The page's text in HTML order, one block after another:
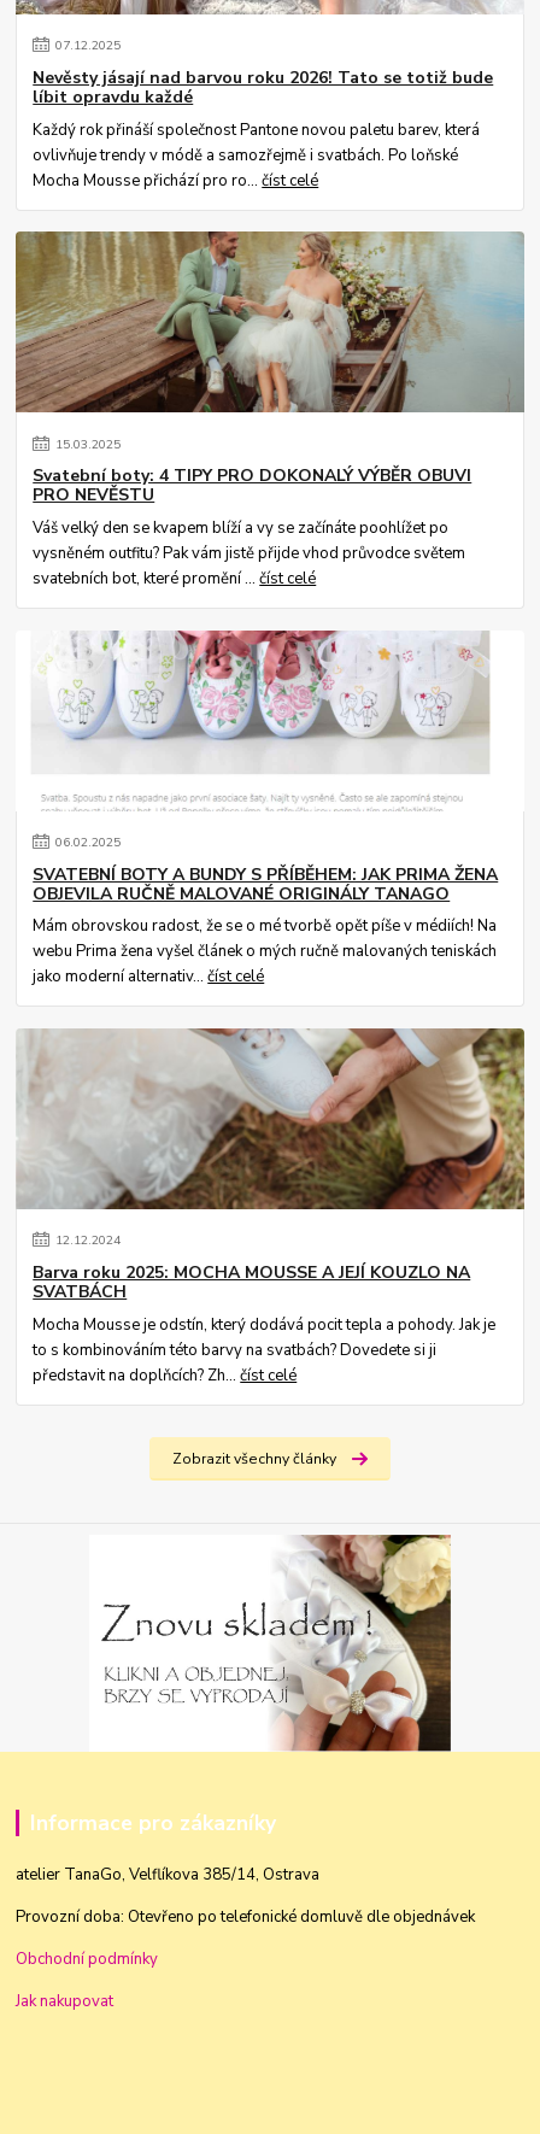
07.12.2025
Nevěsty jásají nad barvou roku 2026! Tato se totiž bude
líbit opravdu každé
Každý rok přináší společnost Pantone novou paletu barev, která
ovlivňuje trendy v módě a samozřejmě i svatbách. Po loňské
Mocha Mousse přichází pro ro...číst celé
15.03.2025
Svatební boty: 4 TIPY PRO DOKONALÝ VÝBĚR OBUVI
PRO NEVĚSTU
Váš velký den se kvapem blíží a vy se začínáte poohlížet po
vysněném outfitu? Pak vám jistě přijde vhod průvodce světem
svatebních bot, které promění ...číst celé
06.02.2025
SVATEBNÍ BOTY A BUNDY S PŘÍBĚHEM: JAK PRIMA ŽENA
OBJEVILA RUČNĚ MALOVANÉ ORIGINÁLY TANAGO
Mám obrovskou radost, že se o mé tvorbě opět píše v médiích! Na
webu Prima žena vyšel článek o mých ručně malovaných teniskách
jako moderní alternativ...číst celé
12.12.2024
Barva roku 2025: MOCHA MOUSSE A JEJÍ KOUZLO NA
SVATBÁCH
Mocha Mousse je odstín, který dodává pocit tepla a pohody. Jak je
to s kombinováním této barvy na svatbách? Dovedete si ji
představit na doplňcích? Zh...číst celé
Zobrazit všechny články
Informace pro zákazníky
atelier TanaGo, Velflíkova 385/14, Ostrava
Provozní doba: Otevřeno po telefonické domluvě dle objednávek
Obchodní podmínky
Jak nakupovat